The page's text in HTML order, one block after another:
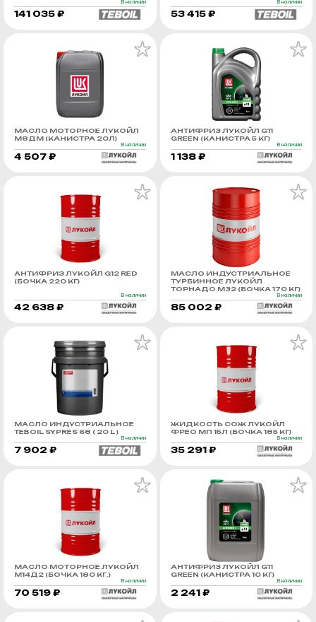
В наличии
141 035 ₽
В наличии
53 415 ₽
МАСЛО МОТОРНОЕ ЛУКОЙЛ
М8ДМ (КАНИСТРА 20Л)
В наличии
4 507 ₽
АНТИФРИЗ ЛУКОЙЛ G11
GREEN (КАНИСТРА 5 КГ)
В наличии
1 138 ₽
АНТИФРИЗ ЛУКОЙЛ G12 RED
(БОЧКА 220 КГ)
В наличии
42 638 ₽
МАСЛО ИНДУСТРИАЛЬНОЕ
ТУРБИННОЕ ЛУКОЙЛ
ТОРНАДО М32 (БОЧКА 170 КГ)
В наличии
85 002 ₽
МАСЛО ИНДУСТРИАЛЬНОЕ
TEBOIL SYPRES 68 ( 20 L )
В наличии
7 902 ₽
ЖИДКОСТЬ СОЖ ЛУКОЙЛ
ФРЕО МП 15Л (БОЧКА 185 КГ)
В наличии
35 291 ₽
МАСЛО МОТОРНОЕ ЛУКОЙЛ
М14Д2 (БОЧКА 180 КГ.)
В наличии
70 519 ₽
АНТИФРИЗ ЛУКОЙЛ G11
GREEN (КАНИСТРА 10 КГ)
В наличии
2 241 ₽